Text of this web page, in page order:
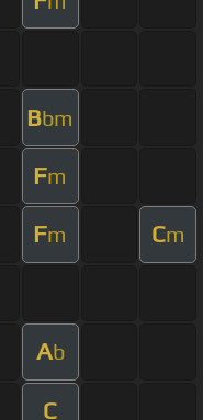
Bbm
Fm
Fm Cm
Ab
C